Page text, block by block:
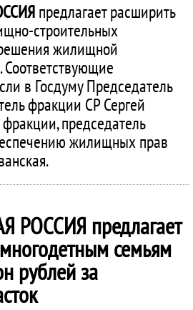
предлагает расширить
строительных
жилищной
в Госдуму Председатель
фракции СР Сергей
председатель
жилищных прав
РОССИЯ предлагает
семьям
рублей за